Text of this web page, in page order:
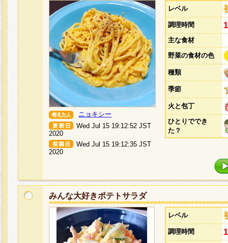
ニョキシー
Wed Jul 15 19:12:52 JST
2020
Wed Jul 15 19:12:35 JST
2020
レベル
調理時間
主な食材
野菜の食材の色
種類
季節
火と包丁
ひとりででき
た？
みんな大好きポテトサラダ
レベル
調理時間